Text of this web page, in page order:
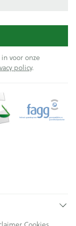
voor onze
policy.